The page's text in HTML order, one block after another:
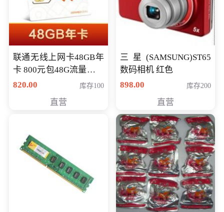
联通无线上网卡48GB年
卡 800元包48G流量，其
中全国流量12G，省内
820.00 库存100
直营
三星(SAMSUNG)ST65
数码相机 红色
898.00
库存200
直营